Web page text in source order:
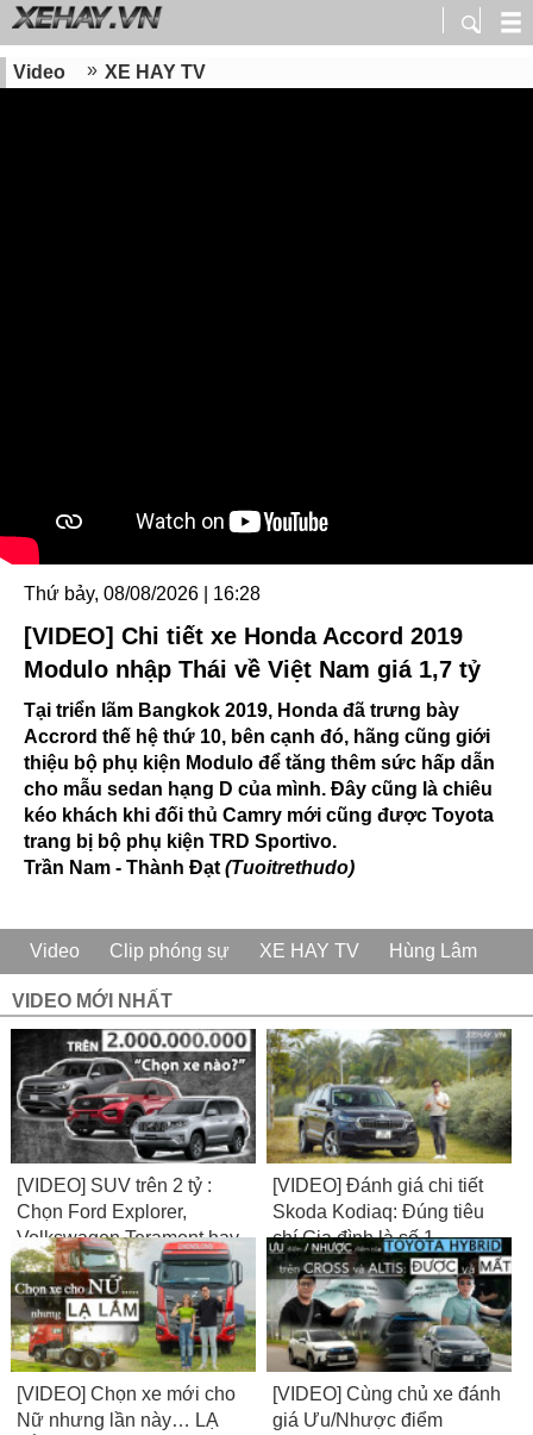
Video XE HAY TV
Thứ bảy, 08/08/2026 | 16:28
[VIDEO] Chi tiết xe Honda Accord 2019
Modulo nhập Thái về Việt Nam giá 1,7 tỷ
Tại triển lãm Bangkok 2019, Honda đã trưng bày
Accrord thế hệ thứ 10, bên cạnh đó, hãng cũng giới
thiệu bộ phụ kiện Modulo để tăng thêm sức hấp dẫn
cho mẫu sedan hạng D của mình. Đây cũng là chiêu
kéo khách khi đối thủ Camry mới cũng được Toyota
trang bị bộ phụ kiện TRD Sportivo.
Trần Nam - Thành Đạt (Tuoitrethudo)
Video Clip phóng sự XE HAY TV Hùng Lâm
VIDEO MỚI NHẤT
[VIDEO] SUV trên 2 tỷ :
Chọn Ford Explorer,
Volkswagen Teramont hay
Toyota Land Cruiser
Prado?
[VIDEO] Đánh giá chi tiết
Skoda Kodiaq: Đúng tiêu
chí Gia đình là số 1
[VIDEO] Chọn xe mới cho
Nữ nhưng lần này… LẠ
[VIDEO] Cùng chủ xe đánh
giá Ưu/Nhược điểm